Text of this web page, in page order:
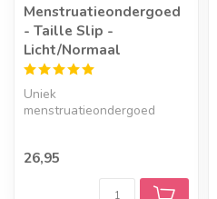
Menstruatieondergoed
- Taille Slip -
Licht/Normaal
Uniek
menstruatieondergoed
de kwa...
26,95